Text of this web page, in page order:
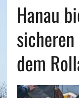
Hanau
dem